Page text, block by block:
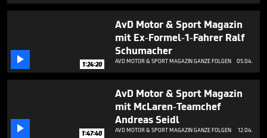
 1:24:20
AvD Motor & Sport Magazin
mit Ex-Formel-1-Fahrer Ralf
Schumacher
AVD MOTOR & SPORT MAGAZIN GANZE FOLGEN 05.04.
 1:47:40
AvD Motor & Sport Magazin
mit McLaren-Teamchef
Andreas Seidl
AVD MOTOR & SPORT MAGAZIN GANZE FOLGEN 12.04.